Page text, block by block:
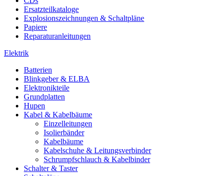
Ersatzteilkataloge
Explosionszeichnungen & Schaltpläne
Papiere
Reparaturanleitungen
Elektrik
Batterien
Blinkgeber & ELBA
Elektronikteile
Grundplatten
Hupen
Kabel & Kabelbäume
Einzelleitungen
Isolierbänder
Kabelbäume
Kabelschuhe & Leitungsverbinder
Schrumpfschlauch & Kabelbinder
Schalter & Taster